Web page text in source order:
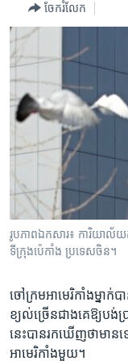
ម្តង
រំលង​
និង​
ចូល​
ទៅ​
រចនា
រំលង​
ទៅ​
កម្ពុជាច្នៃប្រតិដ្ឋ
ព្រឹត្តិការណ៍ព័ត៌មាន
វិទ្យុ / ផតខាសថ៍
កម្មវិធីទាំងអស់
Khmer English
បណ្តាញ​សង្គម
ភាសា
ចែករំលែក
រូបភាពឯកសារ៖ ការិយាល័
ទីក្រុងប៉េកាំង ប្រទេសចិន។
ចៅក្រមអាមេរិកាំងម្ន
ខ្យល់ច្រើនជាងគេឱ្យប
នេះបានរកឃើញថាមា
អាមេរិកាំងមួយ។